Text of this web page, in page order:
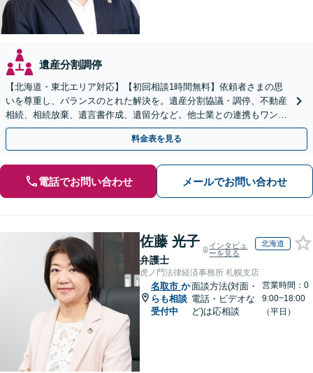
遺産分割調停
【北海道・東北エリア対応】【初回相談1時間無料】依頼者さまの思
いを尊重し、バランスのとれた解決を。遺産分割協議・調停、不動産
相続、相続放棄、遺言書作成、遺留分など。他士業との連携もワンス
トップで対応します【休日・夜間面談OK】
料金表を見る
電話でお問い合わせ メールでお問い合わせ
佐藤 光子
弁護士
インタビュ
ーを見る
北海道
虎ノ門法律経済事務所 札幌支店
名取市 か
らも相談
受付中
面談方法(対面・
電話・ビデオな
ど)は応相談
営業時間：0
9:00~18:00
（平日）